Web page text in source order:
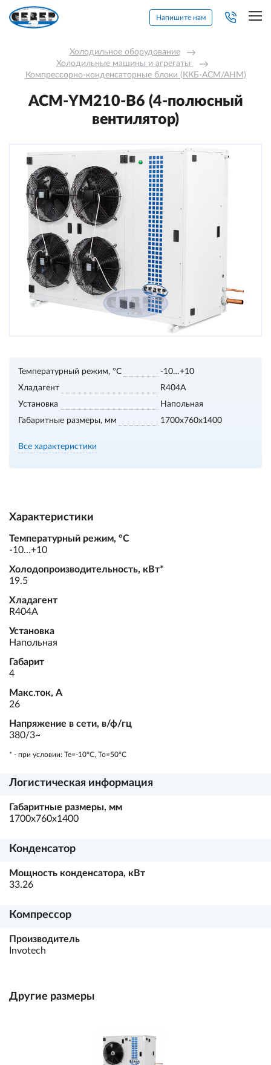
Напишите нам
Холодильное оборудование →
Холодильные машины и агрегаты →
Компрессорно-конденсаторные блоки (ККБ-АСМ/АНМ)
АСМ-YM210-В6 (4-полюсный
вентилятор)
Температурный режим, °С
-10…+10
Хладагент
R404A
Установка
Напольная
Габаритные размеры, мм
1700х760х1400
Все характеристики
Характеристики
Температурный режим, °С
-10…+10
Холодопроизводительность, кВт*
19.5
Хладагент
R404A
Установка
Напольная
Габарит
4
Макс.ток, А
26
Напряжение в сети, в/ф/гц
380/3~
* - при условии: Te=-10ºC, To=50ºC
Логистическая информация
Габаритные размеры, мм
1700х760х1400
Конденсатор
Мощность конденсатора, кВт
33.26
Компрессор
Производитель
Invotech
Другие размеры